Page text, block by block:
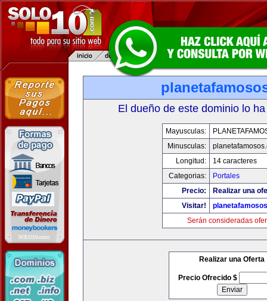
El dueño de este dominio lo
Mayusculas:
Minusculas:
Longitud:
14 caracteres
Categorias:
Portales
Precio:
Realizar una
Visitar!
Serán consideradas
Realizar una Oferta
Precio Ofrecido $